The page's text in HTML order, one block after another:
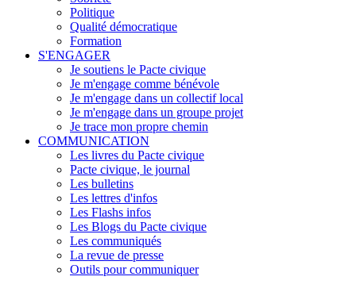
Politique
Qualité démocratique
Formation
S'ENGAGER
Je soutiens le Pacte civique
Je m'engage comme bénévole
Je m'engage dans un collectif local
Je m'engage dans un groupe projet
Je trace mon propre chemin
COMMUNICATION
Les livres du Pacte civique
Pacte civique, le journal
Les bulletins
Les lettres d'infos
Les Flashs infos
Les Blogs du Pacte civique
Les communiqués
La revue de presse
Outils pour communiquer